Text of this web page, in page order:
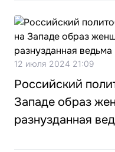
12 июля 2024 21:09
Российский
Западе образ
разнузданная